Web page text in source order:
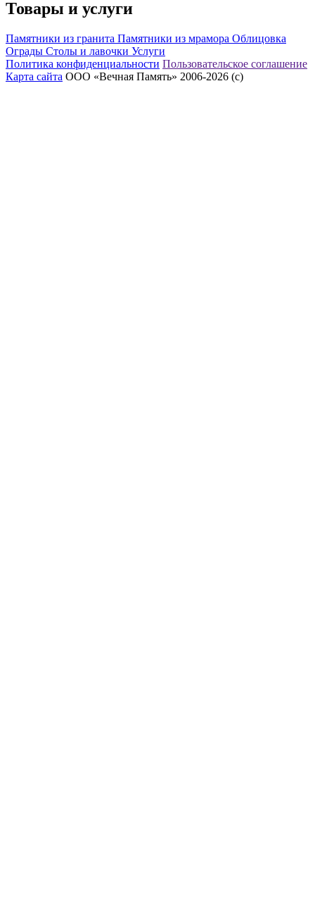
Товары и услуги
Памятники из гранита Памятники из мрамора Облицовка
Ограды Столы и лавочки Услуги
Политика конфиденциальности Пользовательское соглашение
Карта сайта ООО «Вечная Память» 2006-2026 (с)